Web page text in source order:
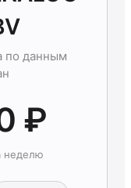
по данным
₽
неделю